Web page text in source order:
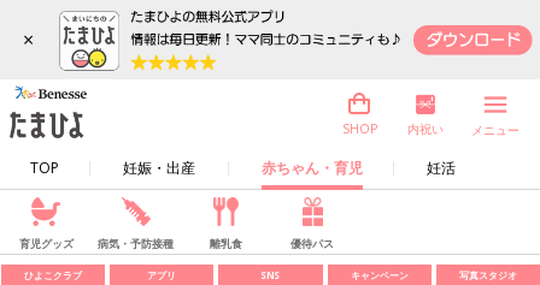
×
TOP 妊娠・出産 赤ちゃん・育児 妊活
SHOP 内祝い メニュー
育児グッズ 病気・予防接種 離乳食 優待パス
ひよこクラブ アプリ SNS キャンペーン 写真スタジオ